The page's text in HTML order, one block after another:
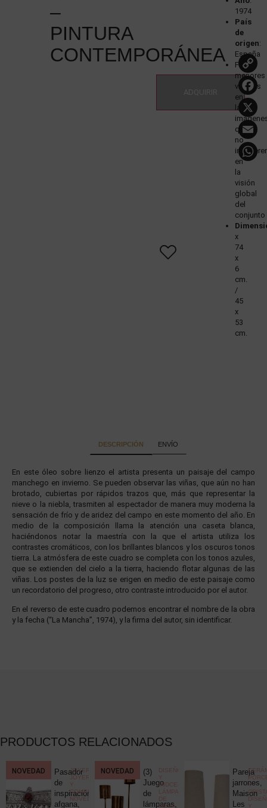
–
PINTURA
CONTEMPORÁNEA
1974
País
de
origen:
España
Faltas
menores
visibles
en
las
que
no
en
la
visión
global
del
conjunto
x
74
x
6
cm.
/
45
x
53
cm.
DESCRIPCIÓN ENVÍO
En este óleo sobre lienzo el artista presenta un paisaje del campo
manchego en invierno. Se pueden observar las viñas, que aún no han
brotado, cubiertas por rápidos trazos que, más que representar la
nieve o la niebla, trasmiten al espectador de manera muy moderna la
sensación de frío y de aridez del campo en este momento del año. En
medio de la composición llama la atención una caseta blanca,
haciéndonos notar la maestría con la que el artista utiliza los
contrastes cromáticos, con los brillantes blancos y los oscuros tonos
tierra. La atmósfera de este cuadro se completa con los tonos azules,
que se extienden del cielo a la tierra, haciendo flotar algunas de las
viñas. Los postes de la luz se erigen en medio de este paisaje como
un recordatorio del progreso, otro contraste introducido por el autor.
En el reverso de este cuadro podemos encontrar el nombre de la obra
y la fecha (“La Mancha”, 1974), y la firma del autor, sin identificar.
PRODUCTOS RELACIONADOS
,
NOVEDAD
Pasador
de
inspiración
afgana,
JOYERÍA
JOYERÍA
Y
COMPLEMENTOS
NOVEDADES
NOVEDAD
(3)
Juego
de
lámparas,
DISEÑO
Y
MIDCENTURY
LÁMPARAS
MESA,
Pareja
jarrones,
Maison
Les
Y
Y